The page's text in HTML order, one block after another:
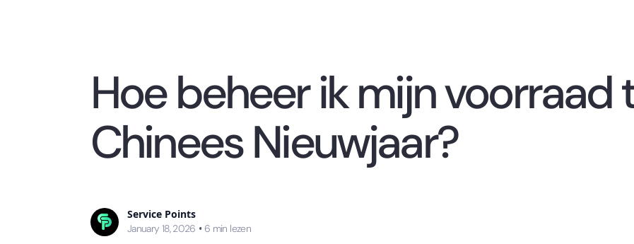
Hoe beheer ik mijn voorraad
Chinees Nieuwjaar?
Service Points
January 18, 2026 • 6 min lezen